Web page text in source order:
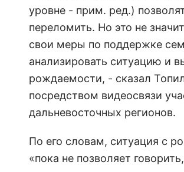
уровне - прим. ред.)
переломить. Но это не
свои меры по поддержке
анализировать ситуацию и
рождаемости, - сказал
посредством видеосвязи
дальневосточных регионов.
По его словам, ситуация с
«пока не позволяет